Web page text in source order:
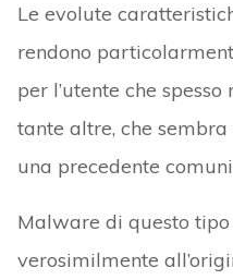
Le evolute
rendono
per l’utente che
tante altre, che
una precedente
Malware di questo
verosimilmente